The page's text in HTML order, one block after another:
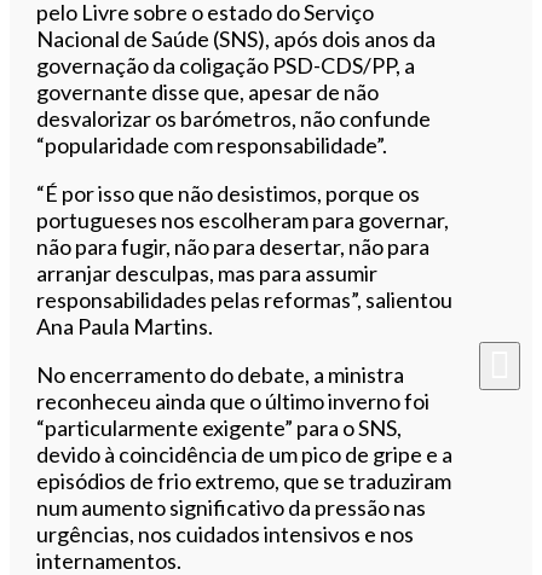
pelo Livre sobre o estado do Serviço
Nacional de Saúde (SNS), após dois anos da
governação da coligação PSD-CDS/PP, a
governante disse que, apesar de não
desvalorizar os barómetros, não confunde
“popularidade com responsabilidade”.
“É por isso que não desistimos, porque os
portugueses nos escolheram para governar,
não para fugir, não para desertar, não para
arranjar desculpas, mas para assumir
responsabilidades pelas reformas”, salientou
Ana Paula Martins.
No encerramento do debate, a ministra
reconheceu ainda que o último inverno foi
“particularmente exigente” para o SNS,
devido à coincidência de um pico de gripe e a
episódios de frio extremo, que se traduziram
num aumento significativo da pressão nas
urgências, nos cuidados intensivos e nos
internamentos.